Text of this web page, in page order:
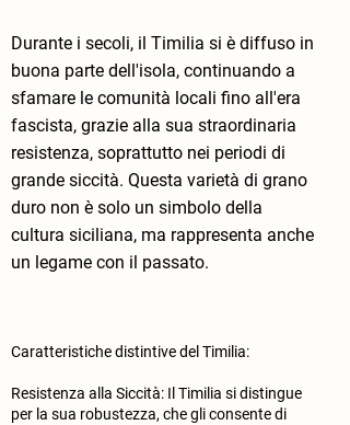
Durante i secoli, il Timilia si è diffuso in
buona parte dell'isola, continuando a
sfamare le comunità locali fino all'era
fascista, grazie alla sua straordinaria
resistenza, soprattutto nei periodi di
grande siccità. Questa varietà di grano
duro non è solo un simbolo della
cultura siciliana, ma rappresenta anche
un legame con il passato.
Caratteristiche distintive del Timilia:
​Resistenza alla Siccità: Il Timilia si distingue
per la sua robustezza, che gli consente di